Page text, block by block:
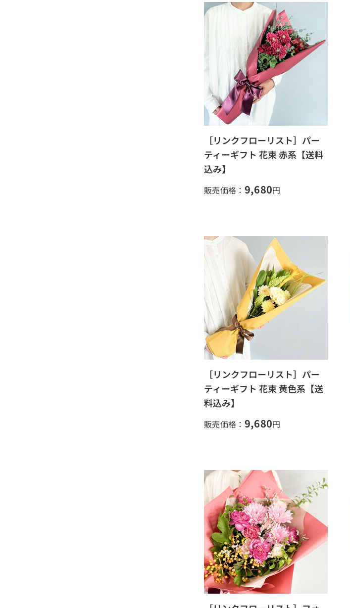
［リンクフローリスト］パー
ティーギフト 花束 赤系【送料
込み】
販売価格： 9,680円
［リンクフローリスト］パー
ティーギフト 花束 黄色系【送
料込み】
販売価格： 9,680円